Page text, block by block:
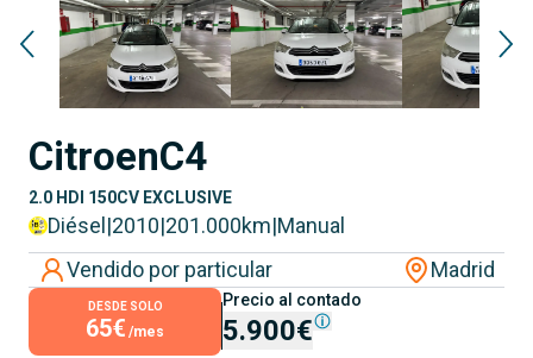
CitroenC4
2.0 HDI 150CV EXCLUSIVE
Diésel |2010|201.000km|Manual
Vendido por particular
Madrid
DESDE SOLO
65€ /mes
Precio al contado
5.900€